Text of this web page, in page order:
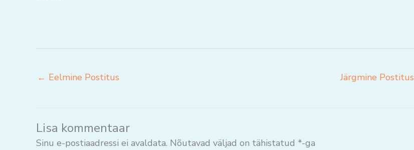
← Eelmine Postitus Järgmine Postitus
Lisa kommentaar
Sinu e-postiaadressi ei avaldata. Nõutavad väljad on tähistatud *-ga